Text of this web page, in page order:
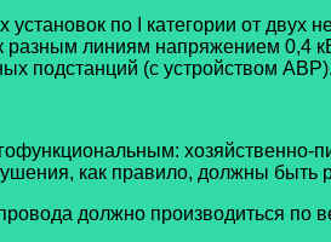
по I категории от двух
разным линиям напряжением
подстанций (с устройством АВР).
хозяйственно-
как правило, должны быть
должно производиться по